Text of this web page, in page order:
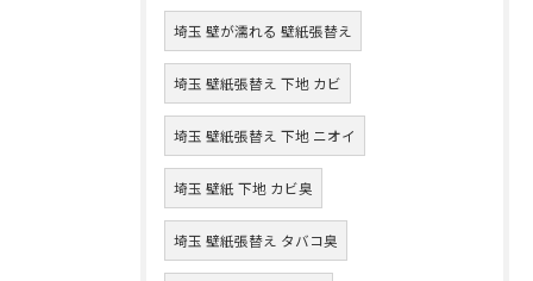
埼玉 壁が濡れる 壁紙張替え
埼玉 壁紙張替え 下地 カビ
埼玉 壁紙張替え 下地 ニオイ
埼玉 壁紙 下地 カビ臭
埼玉 壁紙張替え タバコ臭